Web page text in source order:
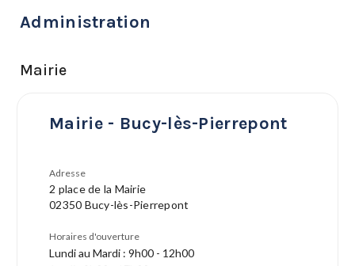
Administration
Mairie
Mairie - Bucy-lès-Pierrepont
Adresse
2 place de la Mairie
02350 Bucy-lès-Pierrepont
Horaires d'ouverture
Lundi au Mardi : 9h00 - 12h00